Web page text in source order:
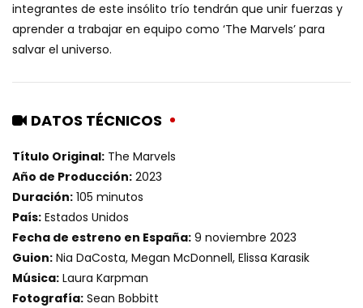
integrantes de este insólito trío tendrán que unir fuerzas y
aprender a trabajar en equipo como ‘The Marvels’ para
salvar el universo.
DATOS TÉCNICOS
Título Original: The Marvels
Año de Producción: 2023
Duración: 105 minutos
País: Estados Unidos
Fecha de estreno en España: 9 noviembre 2023
Guion: Nia DaCosta, Megan McDonnell, Elissa Karasik
Música: Laura Karpman
Fotografía: Sean Bobbitt